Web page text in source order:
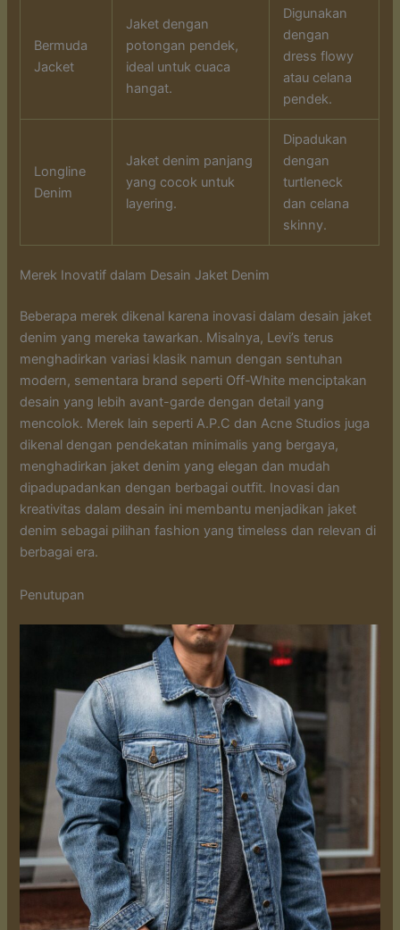
Bermuda
Jacket
Jaket dengan
potongan pendek,
ideal untuk cuaca
hangat.
Digunakan
dengan
dress flowy
atau celana
pendek.
Longline
Denim
Jaket denim panjang
yang cocok untuk
layering.
Dipadukan
dengan
turtleneck
dan celana
skinny.
Merek Inovatif dalam Desain Jaket Denim
Beberapa merek dikenal karena inovasi dalam desain jaket
denim yang mereka tawarkan. Misalnya, Levi’s terus
menghadirkan variasi klasik namun dengan sentuhan
modern, sementara brand seperti Off-White menciptakan
desain yang lebih avant-garde dengan detail yang
mencolok. Merek lain seperti A.P.C dan Acne Studios juga
dikenal dengan pendekatan minimalis yang bergaya,
menghadirkan jaket denim yang elegan dan mudah
dipadupadankan dengan berbagai outfit. Inovasi dan
kreativitas dalam desain ini membantu menjadikan jaket
denim sebagai pilihan fashion yang timeless dan relevan di
berbagai era.
Penutupan